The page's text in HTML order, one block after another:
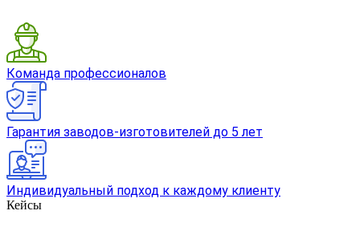
Команда профессионалов
Гарантия заводов-изготовителей до 5 лет
Индивидуальный подход к каждому клиенту
Кейсы